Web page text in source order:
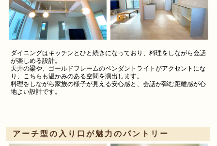
ダイニングはキッチンとひと続きになっており、料理をしながら会話
が楽しめる設計。
天井の梁や、ゴールドフレームのペンダントライトがアクセントにな
り、こちらも温かみのある空間を演出します。
料理をしながら家族の様子が見える安心感と、会話が弾む距離感が心
地よい設計です。
アーチ型の入り口が魅力のパントリー